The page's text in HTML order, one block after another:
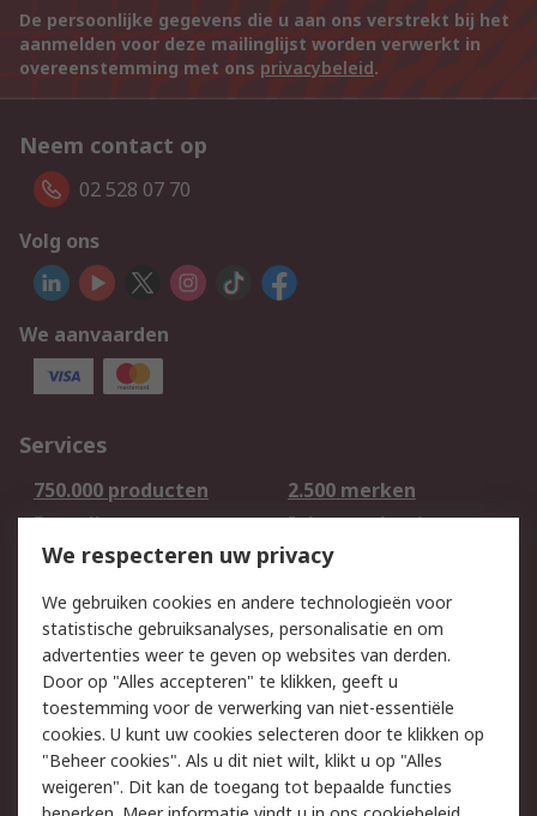
De persoonlijke gegevens die u aan ons verstrekt bij het
aanmelden voor deze mailinglijst worden verwerkt in
overeenstemming met ons privacybeleid.
Neem contact op
02 528 07 70
Volg ons
We aanvaarden
Services
750.000 producten
2.500 merken
Bestellen
Inkoopoplossingen
Retouren
Technisch advies
Track & Trace
Wettelijk
Cookiebeleid
Email veiligheid
Privacybeleid -
Bijgewerkt
Websitevoorwaarden
Algemene
We respecteren uw privacy
We gebruiken cookies en andere technologieën voor
statistische gebruiksanalyses, personalisatie en om
advertenties weer te geven op websites van derden.
Door op "Alles accepteren" te klikken, geeft u
toestemming voor de verwerking van niet-essentiële
cookies. U kunt uw cookies selecteren door te klikken op
"Beheer cookies". Als u dit niet wilt, klikt u op "Alles
weigeren". Dit kan de toegang tot bepaalde functies